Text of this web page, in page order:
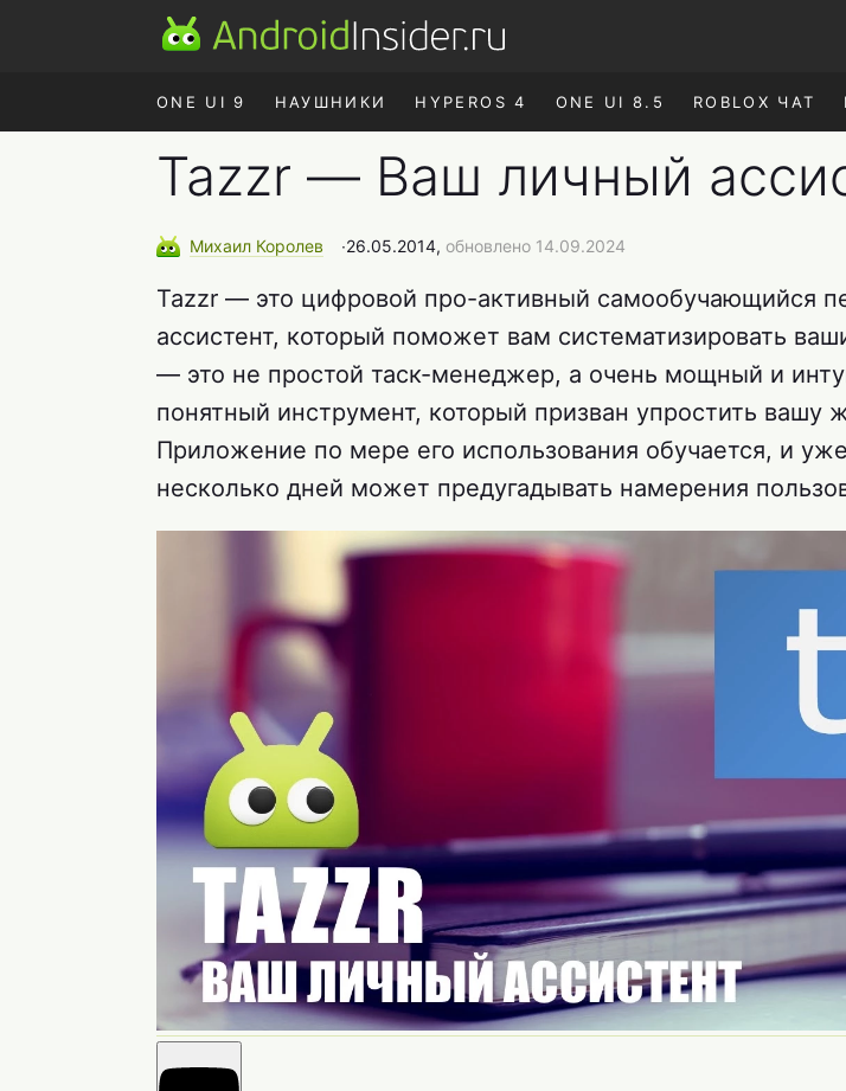
ONE UI 9 НАУШНИКИ HYPEROS 4 ONE UI 8.5 ROBLOX ЧАТ
Tazzr — Ваш личный
Михаил Королев ∙26.05.2014, обновлено 14.09.2024
Tazzr — это цифровой про-активный самообучающийся
ассистент, который поможет вам систематизировать
— это не простой таск-менеджер, а очень мощный и
понятный инструмент, который призван упростить вашу
Приложение по мере его использования обучается, и
несколько дней может предугадывать намерения